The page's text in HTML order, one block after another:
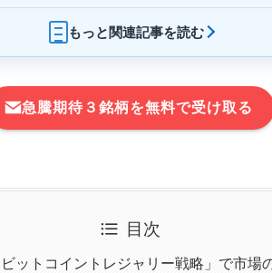
もっと関連記事を読む
急騰期待３銘柄を無料で受け取る
目次
ットコイントレジャリー戦略」で市場